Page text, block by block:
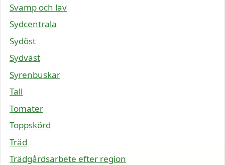
Svamp och lav
Sydcentrala
Sydöst
Sydväst
Syrenbuskar
Tall
Tomater
Toppskörd
Träd
Trädgårdsarbete efter region